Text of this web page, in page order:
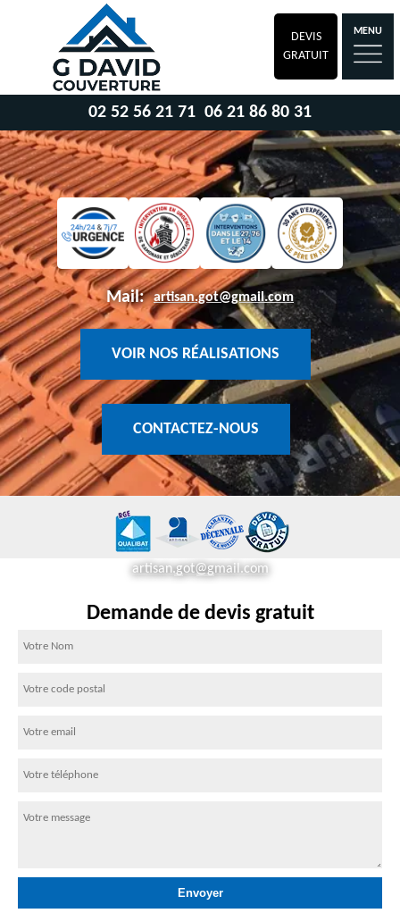
DEVIS
GRATUIT
MENU
02 52 56 21 71 06 21 86 80 31
Mail: artisan.got@gmail.com
VOIR NOS RÉALISATIONS
CONTACTEZ-NOUS
artisan.got@gmail.com
Demande de devis gratuit